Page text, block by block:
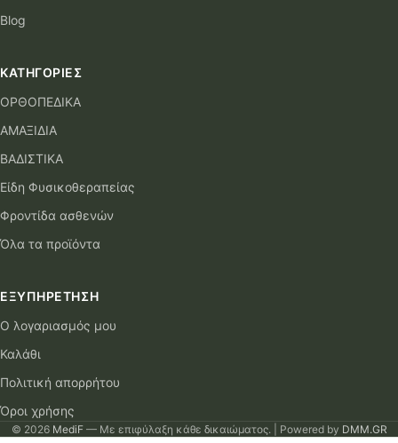
Blog
ΚΑΤΗΓΟΡΊΕΣ
ΟΡΘΟΠΕΔΙΚΑ
ΑΜΑΞΙΔΙΑ
ΒΑΔΙΣΤΙΚΑ
Είδη Φυσικοθεραπείας
Φροντίδα ασθενών
Όλα τα προϊόντα
ΕΞΥΠΗΡΈΤΗΣΗ
Ο λογαριασμός μου
Καλάθι
Πολιτική απορρήτου
Όροι χρήσης
© 2026 MediF— Με επιφύλαξη κάθε δικαιώματος. | Powered by DMM.GR